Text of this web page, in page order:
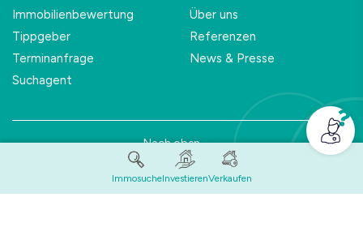
Immobilienbewertung
Tippgeber
Terminanfrage
Suchagent
Über uns
Referenzen
News & Presse
Nach oben
© 2026 | PLENUS Immobilien GmbH - Alle
Rechte vorbehalten.
ImmosucheInvestierenVerkaufen